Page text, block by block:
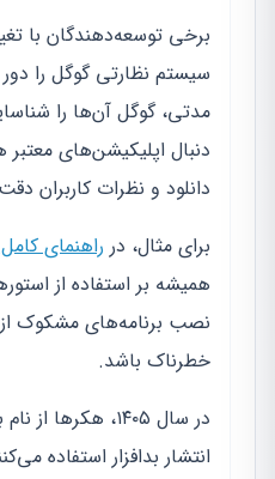
برخی توسعه‌دهندگان با
سیستم نظارتی گوگل را
مدتی، گوگل آن‌ها را
دنبال اپلیکیشن‌های
دانلود و نظرات کاربران
برای مثال، در راهنمای
همیشه بر استفاده از
نصب برنامه‌های مشکوک
خطرناک باشد.
در سال ۱۴۰۵،
انتشار بدافزار استفاده